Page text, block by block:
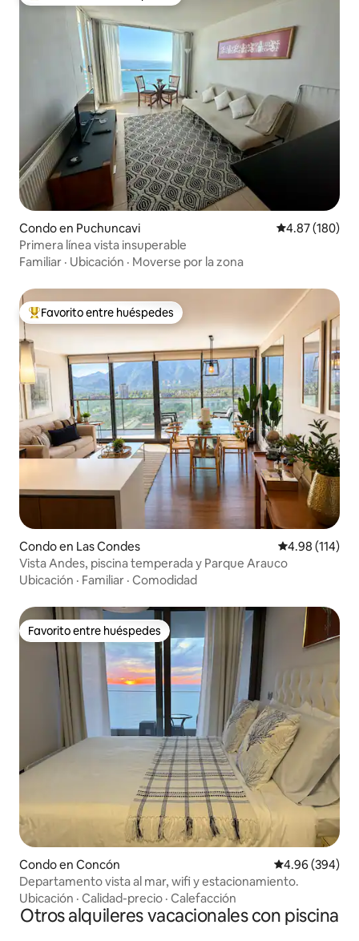
Condo en Puchuncavi Calificación
4.87 (180)
Primera línea vista insuperable
Familiar · Ubicación · Moverse por la zona
Favorito entre huéspedes preferido
Favorito entre huéspedes
Condo en Las Condes Calificación
4.98 (114)
Vista Andes, piscina temperada y Parque Arauco
Ubicación · Familiar · Comodidad
Favorito entre huéspedes
Favorito entre huéspedes
Condo en Concón Calificación
4.96 (394)
Departamento vista al mar, wifi y estacionamiento.
Ubicación · Calidad-precio · Calefacción
Otros alquileres vacacionales con piscina